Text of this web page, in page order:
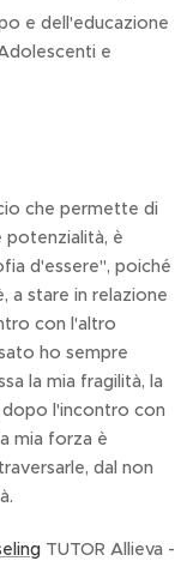
e dell'educazione
e
che permette di
potenzialità, è
d'essere", poiché
a stare in relazione
con l'altro
ho sempre
la mia fragilità, la
dopo l'incontro con
mia forza è
dal non
TUTOR Allieva -